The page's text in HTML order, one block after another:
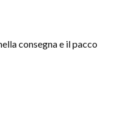
consegna e il pacco